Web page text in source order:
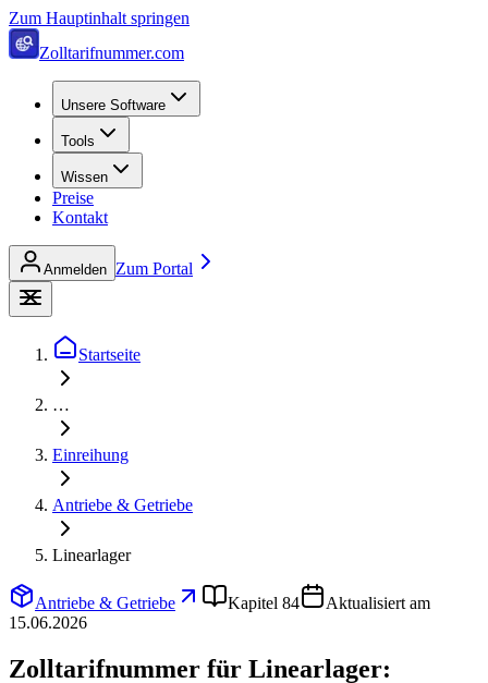
Zum Hauptinhalt springen
Zolltarifnummer.com
Unsere Software
Tools
Wissen
Preise
Kontakt
Anmelden Zum Portal
Startseite
…
Einreihung
Antriebe & Getriebe
Linearlager
Antriebe & Getriebe Kapitel 84
Aktualisiert am
15.06.2026
Zolltarifnummer für Linearlager: